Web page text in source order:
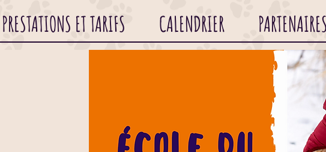
PRESTATIONS ET TARIFS CALENDRIER PARTENAIRES